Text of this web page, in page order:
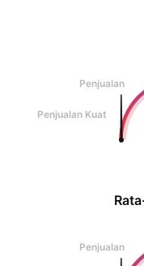
Penjualan
Penjualan Kuat
Penjualan